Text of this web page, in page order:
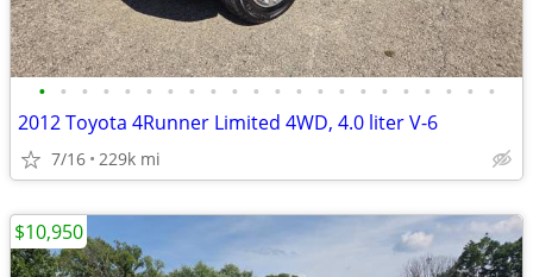
• • • • • • • • • • • • • • • • • • • • • •
2012 Toyota 4Runner Limited 4WD, 4.0 liter V-6
7/16 229k mi
$10,950